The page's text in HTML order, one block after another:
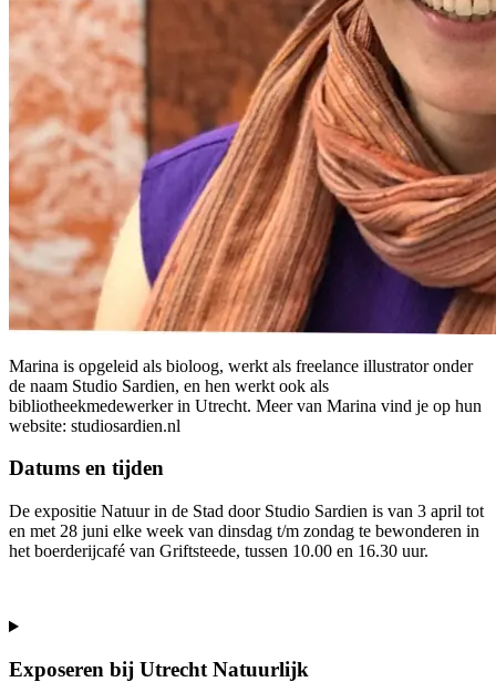
Marina is opgeleid als bioloog, werkt als freelance illustrator onder
de naam Studio Sardien, en hen werkt ook als
bibliotheekmedewerker in Utrecht. Meer van Marina vind je op hun
website: studiosardien.nl
Datums en tijden
De expositie Natuur in de Stad door Studio Sardien is van 3 april tot
en met 28 juni elke week van dinsdag t/m zondag te bewonderen in
het boerderijcafé van Griftsteede, tussen 10.00 en 16.30 uur.
Exposeren bij Utrecht Natuurlijk